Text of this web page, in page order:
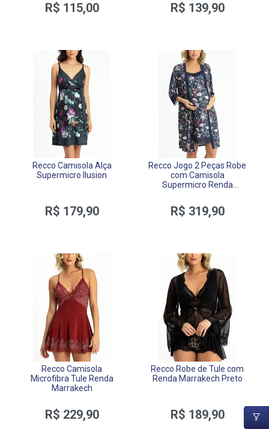
R$ 115,00 R$ 139,90
Recco Camisola Alça
Supermicro Ilusion
R$ 179,90
Recco Jogo 2 Peças Robe
com Camisola
Supermicro Renda
R$ 319,90
Recco Camisola
Microfibra Tule Renda
Marrakech
R$ 229,90
Recco Robe de Tule com
Renda Marrakech Preto
R$ 189,90